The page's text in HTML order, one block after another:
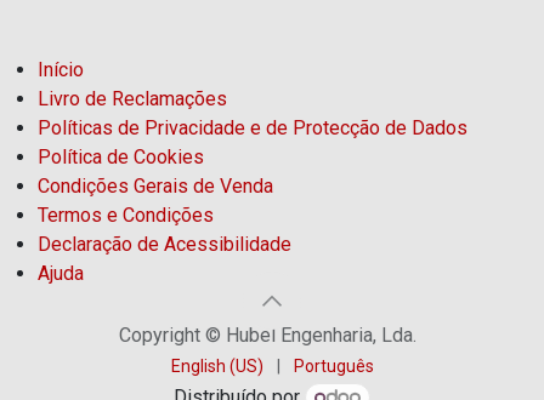
Início
Livro de Reclamações
Políticas de Privacidade e de Protecção de Dados
Política de Cookies
Condições Gerais de Venda
Termos e Condições
Declaração de Acessibilidade
Ajuda
Copyright © Hubel Engenharia, Lda.
English (US) Português